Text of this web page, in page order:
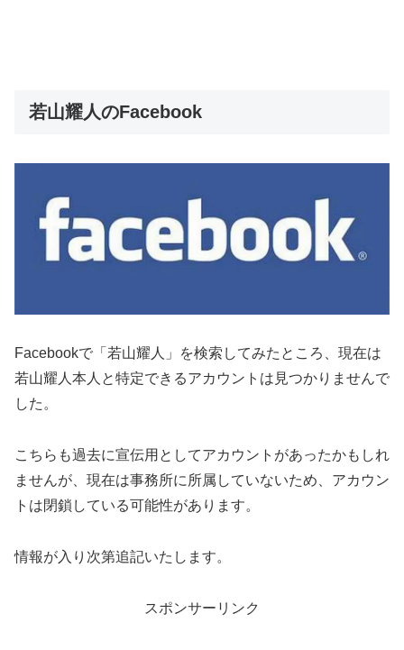
若山耀人のFacebook
Facebookで「若山耀人」を検索してみたところ、現在は
若山耀人本人と特定できるアカウントは見つかりませんで
した。
こちらも過去に宣伝用としてアカウントがあったかもしれ
ませんが、現在は事務所に所属していないため、アカウン
トは閉鎖している可能性があります。
情報が入り次第追記いたします。
スポンサーリンク